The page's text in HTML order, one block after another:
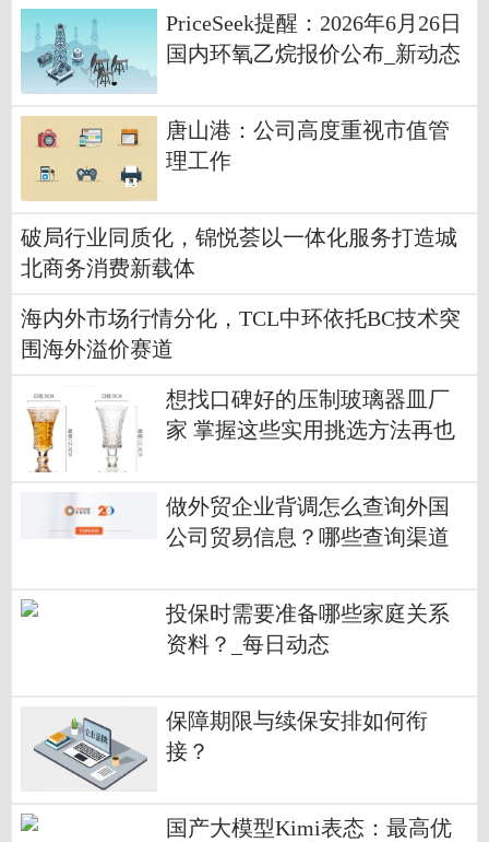
PriceSeek提醒：2026年6月26日
国内环氧乙烷报价公布_新动态
唐山港：公司高度重视市值管
理工作
破局行业同质化，锦悦荟以一体化服务打造城
北商务消费新载体
海内外市场行情分化，TCL中环依托BC技术突
围海外溢价赛道
想找口碑好的压制玻璃器皿厂
家 掌握这些实用挑选方法再也
做外贸企业背调怎么查询外国
公司贸易信息？哪些查询渠道
投保时需要准备哪些家庭关系
资料？_每日动态
保障期限与续保安排如何衔
接？
国产大模型Kimi表态：最高优